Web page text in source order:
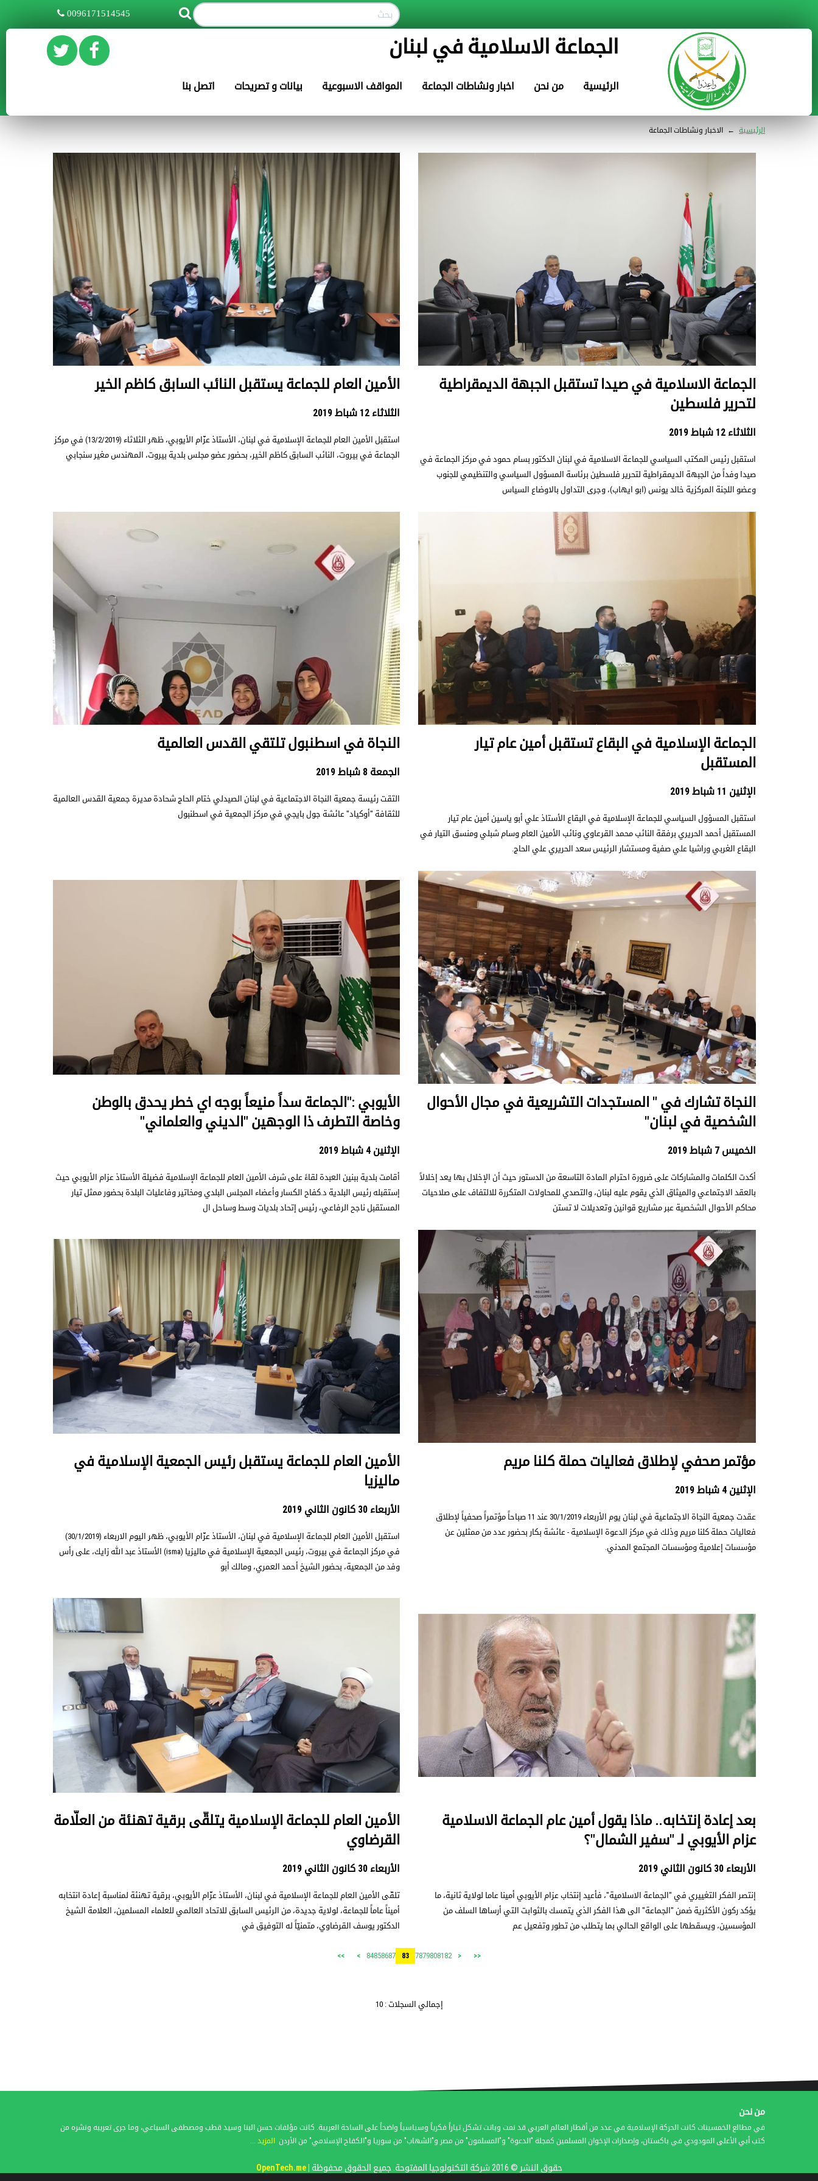
0096171514545
الجماعة الاسلامية في لبنان
اتصل بنا بيانات و تصريحات المواقف الاسبوعية اخبار ونشاطات الجماعة من نحن الرئيسية
الرئيسية ← الاخبار ونشاطات الجماعة
الجماعة الاسلامية في صيدا تستقبل الجبهة الديمقراطية
لتحرير فلسطين
الثلاثاء 12 شباط 2019
استقبل رئيس المكتب السياسي للجماعة الاسلامية في لبنان الدكتور بسام حمود في مركز الجماعة في
صيدا وفداً من الجبهة الديمقراطية لتحرير فلسطين برئاسة المسؤول السياسي والتنظيمي للجنوب
وعضو اللجنة المركزية خالد يونس (ابو ايهاب)، وجرى التداول بالاوضاع السياس
الأمين العام للجماعة يستقبل النائب السابق كاظم الخير
الثلاثاء 12 شباط 2019
استقبل الأمين العام للجماعة الإسلامية في لبنان، الأستاذ عزّام الأيوبي، ظهر الثلاثاء (13/2/2019) في مركز
الجماعة في بيروت، النائب السابق كاظم الخير، بحضور عضو مجلس بلدية بيروت، المهندس مغير سنجابي
الجماعة الإسلامية في البقاع تستقبل أمين عام تيار
المستقبل
الإثنين 11 شباط 2019
استقبل المسؤول السياسي للجماعة الإسلامية في البقاع الأستاذ علي أبو ياسين أمين عام تيار
المستقبل أحمد الحريري برفقة النائب محمد القرعاوي ونائب الأمين العام وسام شبلي ومنسق التيار في
البقاع الغربي وراشيا علي صفية ومستشار الرئيس سعد الحريري علي الحاج.
النجاة في اسطنبول تلتقي القدس العالمية
الجمعة 8 شباط 2019
التقت رئيسة جمعية النجاة الاجتماعية في لبنان الصيدلي ختام الحاج شحادة مديرة جمعية القدس العالمية
للثقافة "أوكياد" عائشة جول بايجي في مركز الجمعية في اسطنبول
النجاة تشارك في " المستجدات التشريعية في مجال الأحوال
الشخصية في لبنان"
الخميس 7 شباط 2019
أكدت الكلمات والمشاركات على ضرورة احترام المادة التاسعة من الدستور حيث أن الإخلال بها يعد إخلالاً
بالعقد الاجتماعي والميثاق الذي يقوم عليه لبنان، والتصدي للمحاولات المتكررة للالتفاف على صلاحيات
محاكم الأحوال الشخصية عبر مشاريع قوانين وتعديلات لا تستن
الأيوبي :"الجماعة سداً منيعاً بوجه اي خطر يحدق بالوطن
وخاصة التطرف ذا الوجهين "الديني والعلماني"
الإثنين 4 شباط 2019
أقامت بلدية ببنين العبدة لقاءً على شرف الأمين العام للجماعة الإسلامية فضيلة الأستاذ عزام الأيوبي حيث
إستقبله رئيس البلدية د.كفاح الكسار وأعضاء المجلس البلدي ومخاتير وفاعليات البلدة بحضور ممثل تيار
المستقبل ناجح الرفاعي، رئيس إتحاد بلديات وسط وساحل ال
مؤتمر صحفي لإطلاق فعاليات حملة كلنا مريم
الإثنين 4 شباط 2019
عقدت جمعية النجاة الاجتماعية في لبنان يوم الأربعاء 30/1/2019 عند 11 صباحاً مؤتمراً صحفياً لإطلاق
فعاليات حملة كلنا مريم وذلك في مركز الدعوة الإسلامية - عائشة بكار بحضور عدد من ممثلين عن
مؤسسات إعلامية ومؤسسات المجتمع المدني.
الأمين العام للجماعة يستقبل رئيس الجمعية الإسلامية في
ماليزيا
الأربعاء 30 كانون الثاني 2019
استقبل الأمين العام للجماعة الإسلامية في لبنان، الأستاذ عزّام الأيوبي، ظهر اليوم الاربعاء (30/1/2019)
في مركز الجماعة في بيروت، رئيس الجمعية الإسلامية في ماليزيا (isma) الأستاذ عبد الله زايك، على رأس
وفد من الجمعية، بحضور الشيخ أحمد العمري، ومالك أبو
بعد إعادة إنتخابه.. ماذا يقول أمين عام الجماعة الاسلامية
عزام الأيوبي لـ ″سفير الشمال″؟
الأربعاء 30 كانون الثاني 2019
إنتصر الفكر التغييري في ″الجماعة الاسلامية″، فأعيد إنتخاب عزام الأيوبي أمينا عاما لولاية ثانية، ما
يؤكد ركون الأكثرية ضمن ″الجماعة″ الى هذا الفكر الذي يتمسك بالثوابت التي أرساها السلف من
المؤسسين، ويسقطها على الواقع الحالي بما يتطلب من تطور وتفعيل عم
الأمين العام للجماعة الإسلامية يتلقّى برقية تهنئة من العلّامة
القرضاوي
الأربعاء 30 كانون الثاني 2019
تلقّى الأمين العام للجماعة الإسلامية في لبنان، الأستاذ عزّام الأيوبي، برقية تهنئة لمناسبة إعادة انتخابه
أميناً عاماً للجماعة، لولاية جديدة، من الرئيس السابق للاتحاد العالمي للعلماء المسلمين، العلامة الشيخ
الدكتور يوسف القرضاوي، متمنيّاً له التوفيق في
<<
<
7879808182
83
84858687
>
>>
إجمالي السجلات : 10
من نحن
في مطالع الخمسينات كانت الحركة الإسلامية في عدد من أقطار العالم العربي قد نمت وباتت تشكل تياراً فكرياً وسياسياً واضحاً على الساحة العربية. كانت مؤلفات حسن البنا وسيد قطب ومصطفى السباعي، وما جرى تعريبه ونشره من
كتب أبي الأعلى المودودي في باكستان، وإصدارات الإخوان المسلمين كمجلة "الدعوة" و"المسلمون" من مصر و"الشهاب" من سوريا و"الكفاح الإسلامي" من الأردن
المزيد ...
حقوق النشر © 2016 شركة التكنولوجيا المفتوحة. جميع الحقوق محفوظة | OpenTech.me